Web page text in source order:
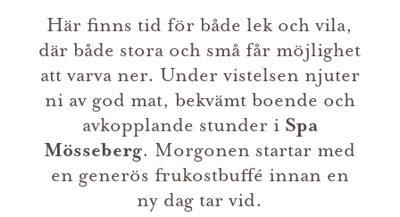
Här finns tid för både lek och vila,
där både stora och små får möjlighet
att varva ner. Under vistelsen njuter
ni av god mat, bekvämt boende och
avkopplande stunder i Spa
Mösseberg. Morgonen startar med
en generös frukostbuffé innan en
ny dag tar vid.